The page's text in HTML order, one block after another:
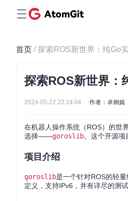
首页 / 探索ROS新世界：纯Go
探索ROS新世界
2024-05-22 22:24:04 作者：卓炯娓
在机器人操作系统（ROS）的世
选择——goroslib。这个开源项
项目介绍
goroslib是一个针对ROS的轻
定义，支持IPv6，并有详尽的测